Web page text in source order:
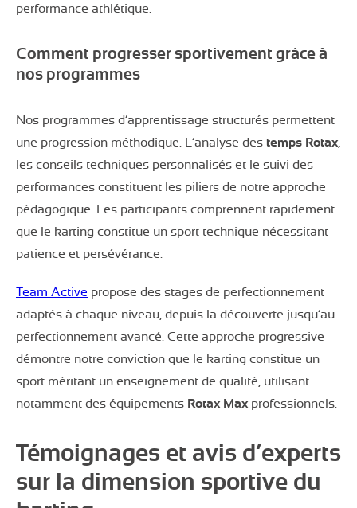
performance athlétique.
Comment progresser sportivement grâce à
nos programmes
Nos programmes d’apprentissage structurés permettent
une progression méthodique. L’analyse des temps Rotax
les conseils techniques personnalisés et le suivi des
performances constituent les piliers de notre approche
pédagogique. Les participants comprennent rapidement
que le karting constitue un sport technique nécessitant
patience et persévérance.
Team Active propose des stages de perfectionnement
adaptés à chaque niveau, depuis la découverte jusqu’au
perfectionnement avancé. Cette approche progressive
démontre notre conviction que le karting constitue un
sport méritant un enseignement de qualité, utilisant
notamment des équipements Rotax Max professionnels.
Témoignages et avis d’experts
sur la dimension sportive du